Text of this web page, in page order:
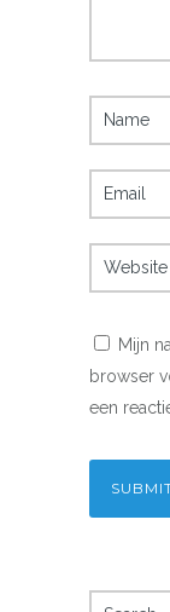
Mijn
browser
een